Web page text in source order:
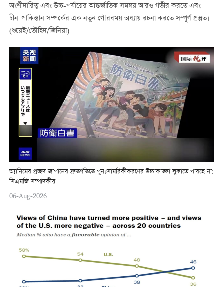
অংশীদারিত্ব এবং উচ্চ-পর্যায়ের আন্তর্জাতিক সমন্বয় আরও গভীর করতে এবং
চীন-পাকিস্তান সম্পর্কের এক নতুন গৌরবময় অধ্যায় রচনা করতে সম্পূর্ণ প্রস্তুত।
(শুয়েই/তৌহিদ/জিনিয়া)
অ্যানিমের প্রচ্ছদ জাপানের দ্রুতগতিতে পুনঃসামরিকীকরণের উচ্চাকাঙ্ক্ষা লুকাতে পারছে না:
সিএমজি সম্পাদকীয়
06-Aug-2026